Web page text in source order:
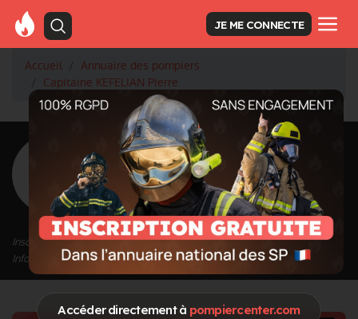
Accéder directement à pompiercenter.com
JE ME CONNECTE
Accueil
Annuaire des pompiers
Capitaine KEFELIAN Pierre
<Retour à la liste des pompiers
KEFELIAN
Pierre
Grade : Capitaine
Inscrit depuis le 01/10/2020 à 17:24
Informations mises à jour le 01/10/2020 à 17:24